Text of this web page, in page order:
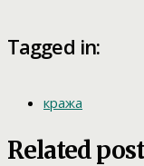
Tagged in:
кража
Related